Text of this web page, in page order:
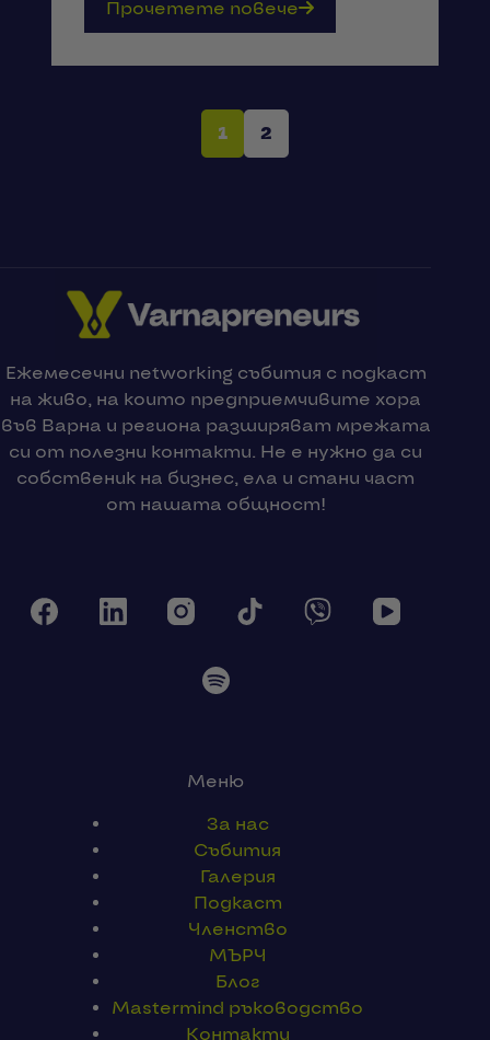
Прочетете повече
1 2
Ежемесечни networking събития с подкаст
на живо, на които предприемчивите хора
във Варна и региона разширяват мрежата
си от полезни контакти. Не е нужно да си
собственик на бизнес, ела и стани част
от нашата общност!
Меню
За нас
Събития
Галерия
Подкаст
Членство
МЪРЧ
Блог
Mastermind ръководство
Контакти